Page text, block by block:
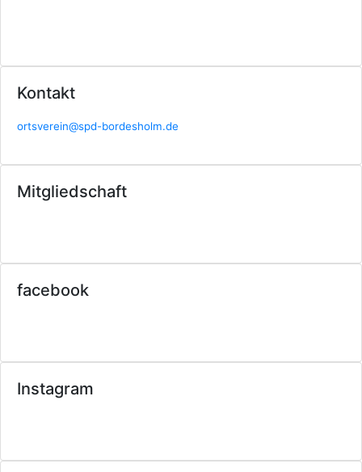
Kontakt
ortsverein@spd-bordesholm.de
Mitgliedschaft
facebook
Instagram